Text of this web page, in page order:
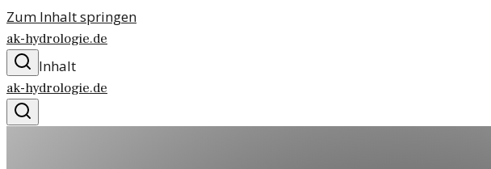
Zum Inhalt springen
ak-hydrologie.de
Inhalt
ak-hydrologie.de